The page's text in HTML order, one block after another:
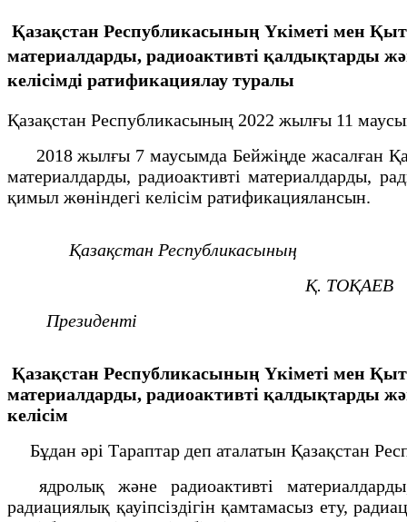
Қазақстан Республикасының Үкіметі мен
материалдарды, радиоактивті қалдықтарды
келісімді ратификациялау туралы
Қазақстан Республикасының 2022 жылғы 11
2018 жылғы 7 маусымда Бейжіңде жасалған
материалдарды, радиоактивті материалдарды,
қимыл жөніндегі келісім ратификациялансын.
Қазақстан Республикасының
Президенті
Қ. ТОҚАЕВ
Қазақстан Республикасының Үкіметі мен
материалдарды, радиоактивті қалдықтарды
келісім
Бұдан әрі Тараптар деп аталатын Қазақстан
ядролық және радиоактивті материалдарды,
радиациялық қауіпсіздігін қамтамасыз ету,